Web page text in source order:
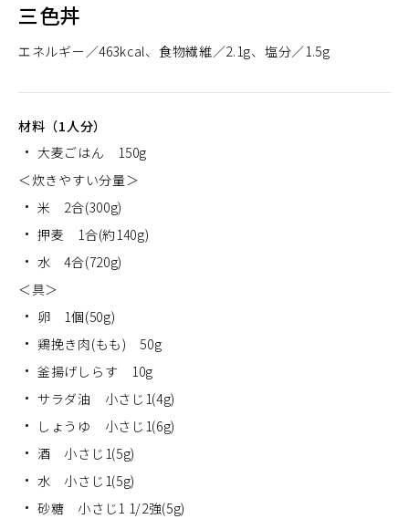
三色丼
エネルギー 463kcal 食物繊維 2.1g 塩分 1.5g
材料（1人分）
大麦ごはん 150g
＜炊きやすい分量＞
米 2合(300g)
押麦 1合(約140g)
水 4合(720g)
＜具＞
卵 1個(50g)
鶏挽き肉(もも) 50g
釜揚げしらす 10g
サラダ油 小さじ1(4g)
しょうゆ 小さじ1(6g)
酒 小さじ1(5g)
水 小さじ1(5g)
砂糖 小さじ1 1/2強(5g)